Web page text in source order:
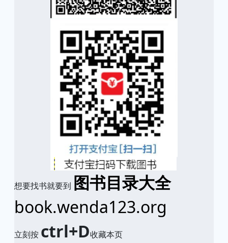
想要找书就要到 图书目录大全
book.wenda123.org
立刻按 ctrl+D收藏本页